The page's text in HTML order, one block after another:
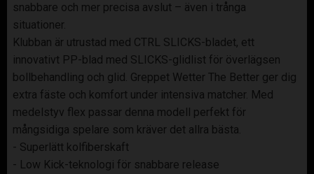
snabbare och mer precisa avslut – även i trånga
situationer.
Klubban är utrustad med CTRL SLICKS-bladet, ett
innovativt PP-blad med SLICKS-glidlist för överlägsen
bollbehandling och glid. Greppet Wetter The Better ger dig
extra fäste och komfort under intensiva matcher. Med
medelstyv flex passar denna modell perfekt för
mångsidiga spelare som kräver det allra bästa.
- Superlätt kolfiberskaft
- Low Kick-teknologi för snabbare release